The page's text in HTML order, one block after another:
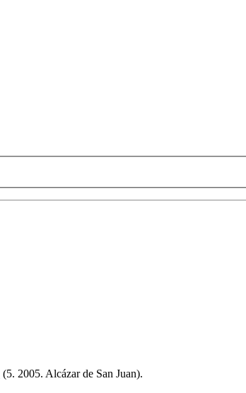
(5. 2005. Alcázar de San Juan).